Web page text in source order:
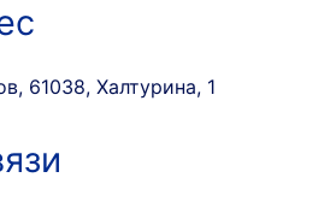
61038, Халтурина, 1